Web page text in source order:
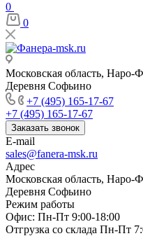
0
0
Московская область, Наро-
Деревня Софьино
+7 (495) 165-17-67
+7 (495) 165-17-67
Заказать звонок
E-mail
sales@fanera-msk.ru
Адрес
Московская область, Наро-
Деревня Софьино
Режим работы
Офис: Пн-Пт 9:00-18:00
Отгрузка со склада Пн-Пт